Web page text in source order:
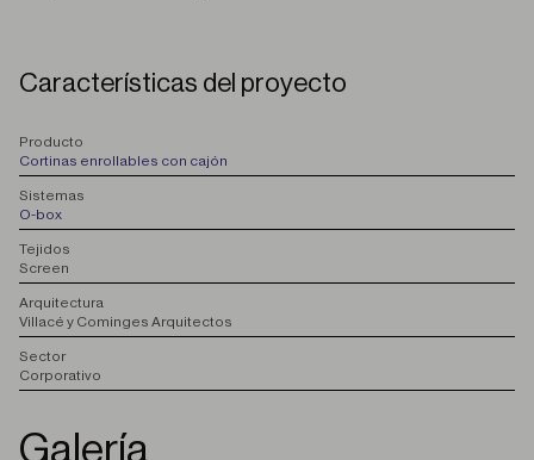
Características del proyecto
Producto
Cortinas enrollables con cajón
Sistemas
O-box
Tejidos
Screen
Arquitectura
Villacé y Cominges Arquitectos
Sector
Corporativo
Galería